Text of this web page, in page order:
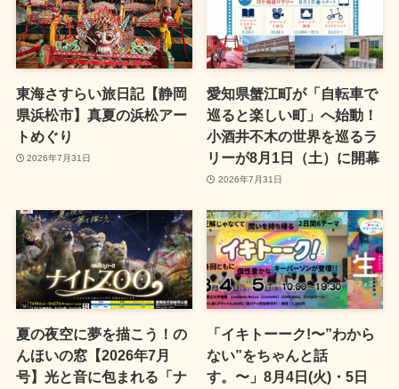
東海さすらい旅日記【静岡
県浜松市】真夏の浜松アー
トめぐり
2026年7月31日
愛知県蟹江町が「自転車で
巡ると楽しい町」へ始動！
小酒井不木の世界を巡るラ
リーが8月1日（土）に開幕
2026年7月31日
夏の夜空に夢を描こう！の
んほいの窓【2026年7月
号】光と音に包まれる「ナ
「イキトーーク!〜”わから
ない”をちゃんと話
す。〜」8月4日(火)・5日